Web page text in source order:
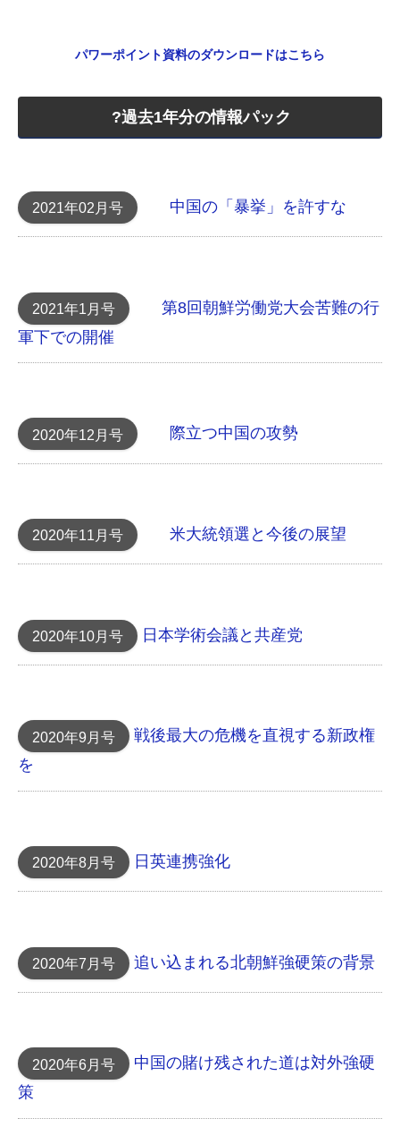
パワーポイント資料のダウンロードはこちら
?過去1年分の情報パック
2021年02月号 中国の「暴挙」を許すな
2021年1月号
第8回朝鮮労働党大会 苦難の行
軍下での開催
2020年12月号 際立つ中国の攻勢
2020年11月号 米大統領選と今後の展望
2020年10月号 日本学術会議と共産党
2020年9月号
戦後最大の危機を直視する新政権
を
2020年8月号 日英連携強化
2020年7月号 追い込まれる北朝鮮 強硬策の背景
2020年6月号
中国の賭け 残された道は対外強硬
策